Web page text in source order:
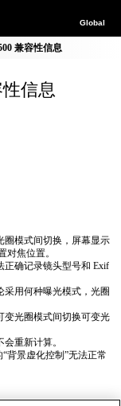
Global
兼容性信息
性信息
圈模式间切换，屏幕显示
对焦位置。
正确​​记录镜头型号和 Exif
用何种曝光模式，光圈
变光圈模式间切换可变光
重新计算。
背景虚化控制”无法正常